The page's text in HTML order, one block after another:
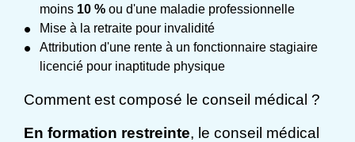
moins 10 % ou d'une maladie professionnelle
Mise à la retraite pour invalidité
Attribution d'une rente à un fonctionnaire stagiaire
licencié pour inaptitude physique
Comment est composé le conseil médical ?
En formation restreinte, le conseil médical